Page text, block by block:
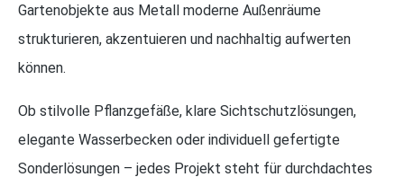
Gartenobjekte aus Metall moderne Außenräume
strukturieren, akzentuieren und nachhaltig aufwerten
können.
Ob stilvolle Pflanzgefäße, klare Sichtschutzlösungen,
elegante Wasserbecken oder individuell gefertigte
Sonderlösungen – jedes Projekt steht für durchdachtes